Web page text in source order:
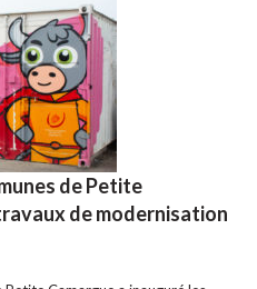
de Petite
de modernisation